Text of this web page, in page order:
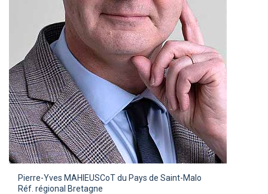
Pierre-Yves MAHIEUSCoT du Pays de Saint-Malo
Réf. régional Bretagne